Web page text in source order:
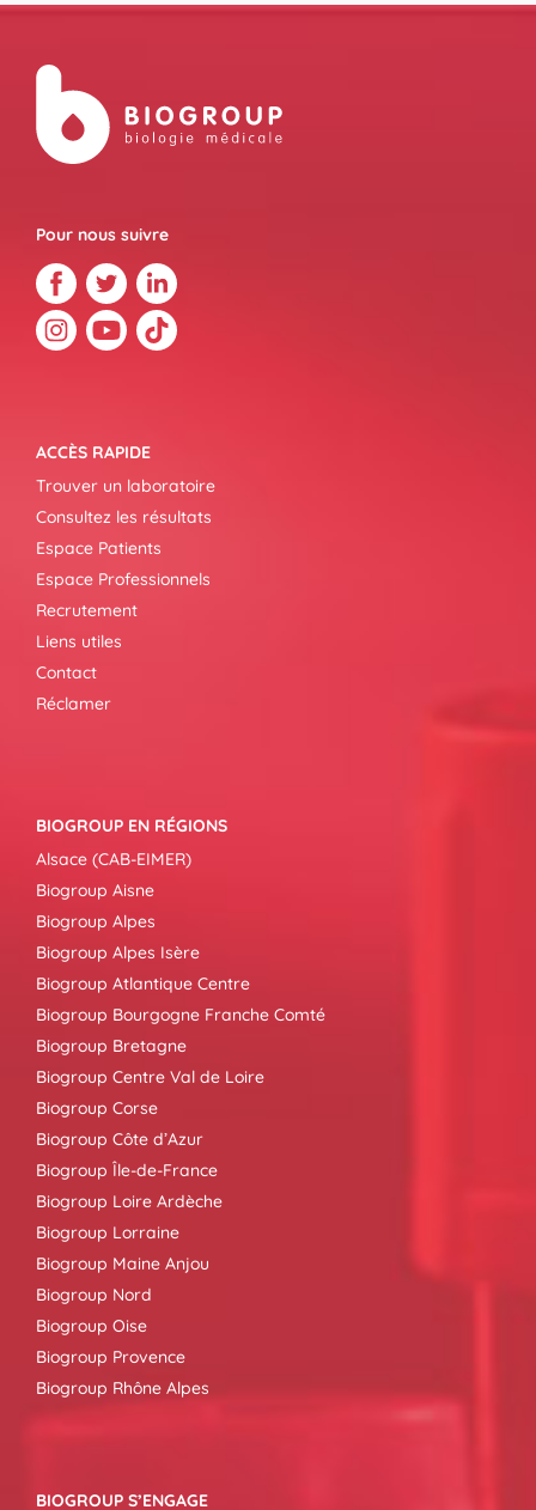
Pour nous suivre
ACCÈS RAPIDE
Trouver un laboratoire
Consultez les résultats
Espace Patients
Espace Professionnels
Recrutement
Liens utiles
Contact
Réclamer
BIOGROUP EN RÉGIONS
Alsace (CAB-EIMER)
Biogroup Aisne
Biogroup Alpes
Biogroup Alpes Isère
Biogroup Atlantique Centre
Biogroup Bourgogne Franche Comté
Biogroup Bretagne
Biogroup Centre Val de Loire
Biogroup Corse
Biogroup Côte d’Azur
Biogroup Île-de-France
Biogroup Loire Ardèche
Biogroup Lorraine
Biogroup Maine Anjou
Biogroup Nord
Biogroup Oise
Biogroup Provence
Biogroup Rhône Alpes
BIOGROUP S’ENGAGE